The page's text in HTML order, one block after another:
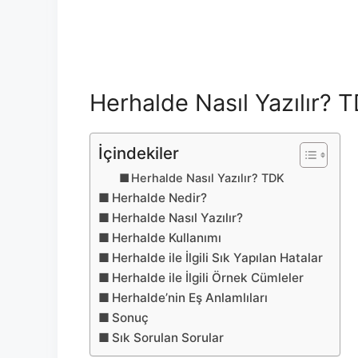
Herhalde Nasıl Yazılır?
İçindekiler
Herhalde Nasıl Yazılır? TDK
Herhalde Nedir?
Herhalde Nasıl Yazılır?
Herhalde Kullanımı
Herhalde ile İlgili Sık Yapılan Hatalar
Herhalde ile İlgili Örnek Cümleler
Herhalde’nin Eş Anlamlıları
Sonuç
Sık Sorulan Sorular